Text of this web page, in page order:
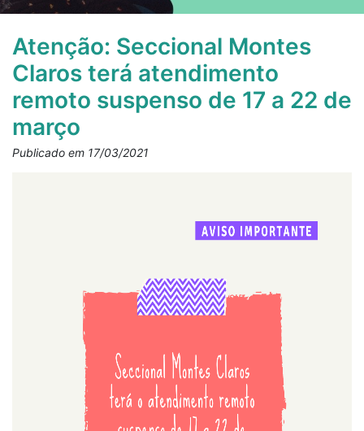
Atenção: Seccional Montes
Claros terá atendimento
remoto suspenso de 17 a 22 de
março
Publicado em 17/03/2021